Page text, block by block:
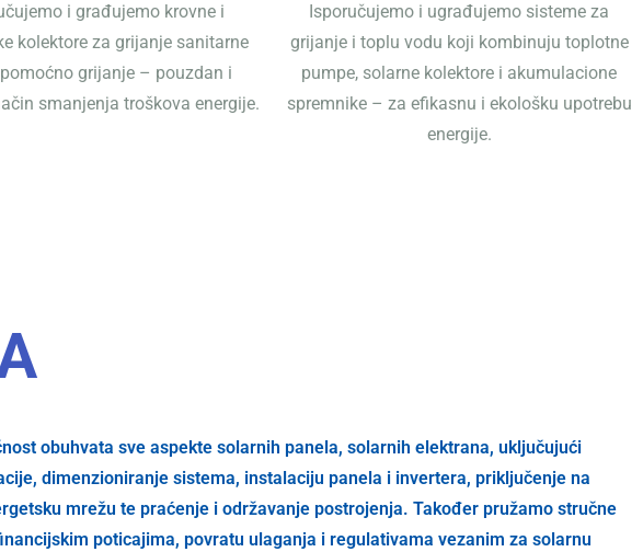
i građujemo krovne i
kolektore za grijanje sanitarne
grijanje – pouzdan i
smanjenja troškova energije.
Isporučujemo i ugrađujemo sisteme za
grijanje i toplu vodu koji kombinuju toplotne
pumpe, solarne kolektore i akumulacione
spremnike – za efikasnu i ekološku upotrebu
energije.
obuhvata sve aspekte solarnih panela, solarnih elektrana, uključujući
dimenzioniranje sistema, instalaciju panela i invertera, priključenje na
mrežu te praćenje i održavanje postrojenja. Također pružamo stručne
poticajima, povratu ulaganja i regulativama vezanim za solarnu